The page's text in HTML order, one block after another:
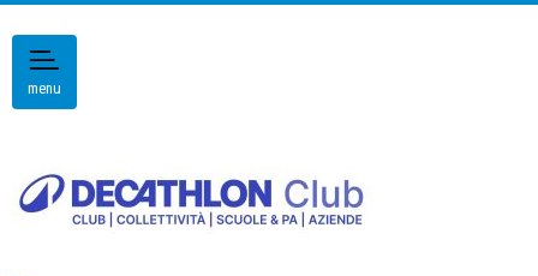
menu